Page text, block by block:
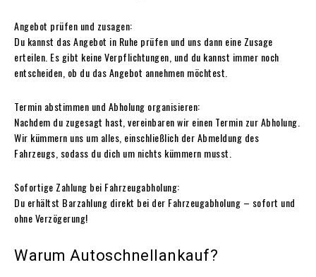
Angebot prüfen und zusagen:
Du kannst das Angebot in Ruhe prüfen und uns dann eine Zusage
erteilen. Es gibt keine Verpflichtungen, und du kannst immer noch
entscheiden, ob du das Angebot annehmen möchtest.
Termin abstimmen und Abholung organisieren:
Nachdem du zugesagt hast, vereinbaren wir einen Termin zur Abholung.
Wir kümmern uns um alles, einschließlich der Abmeldung des
Fahrzeugs, sodass du dich um nichts kümmern musst.
Sofortige Zahlung bei Fahrzeugabholung:
Du erhältst Barzahlung direkt bei der Fahrzeugabholung – sofort und
ohne Verzögerung!
Warum Autoschnellankauf?